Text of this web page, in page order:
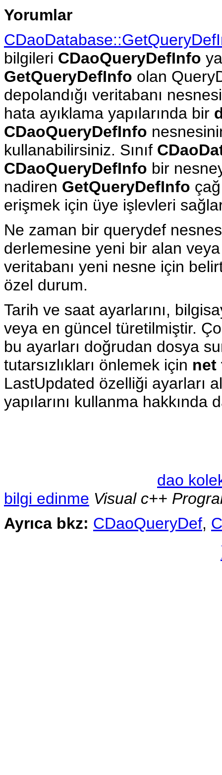
Yorumlar
bilgileri CDaoQueryDefInfo
GetQueryDefInfo olan
depolandığı veritabanı
hata ayıklama yapılarında bir
CDaoQueryDefInfo
kullanabilirsiniz. Sınıf
CDaoQueryDefInfo bir
nadiren GetQueryDefInfo
erişmek için üye işlevleri
Ne zaman bir querydef
derlemesine yeni bir alan
veritabanı yeni nesne için
özel durum.
Tarih ve saat ayarlarını,
veya en güncel türetilmiştir.
bu ayarları doğrudan dosya
tutarsızlıkları önlemek için net
LastUpdated özelliği ayarları
yapılarını kullanma hakkında
dao
bilgi edinme Visual c++
Ayrıca bkz: CDaoQueryDef,